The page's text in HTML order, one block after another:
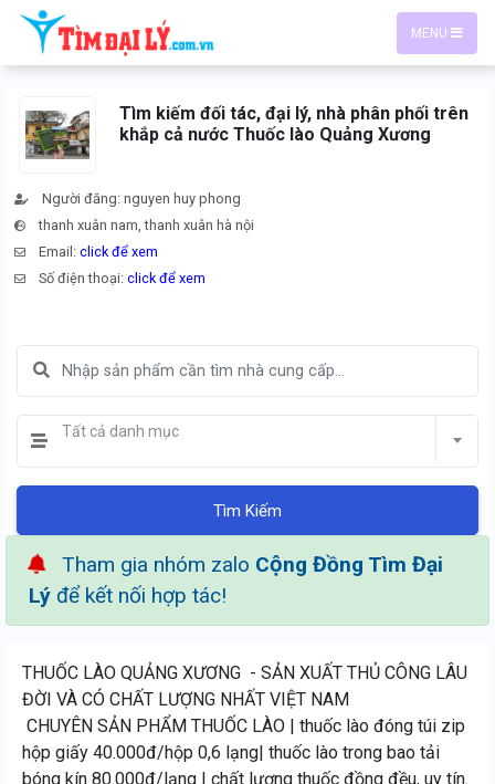
MENU
Tìm kiếm đối tác, đại lý, nhà phân phối trên
khắp cả nước Thuốc lào Quảng Xương
Người đăng: nguyen huy phong
thanh xuân nam, thanh xuân hà nội
Email:click để xem
Số điện thoại:click để xem
Tất cả danh mục
Tìm Kiếm
Tham gia nhóm zalo Cộng Đồng Tìm Đại
Lý để kết nối hợp tác!
THUỐC LÀO QUẢNG XƯƠNG - SẢN XUẤT THỦ CÔNG LÂU
ĐỜI VÀ CÓ CHẤT LƯỢNG NHẤT VIỆT NAM
CHUYÊN SẢN PHẨM THUỐC LÀO | thuốc lào đóng túi zip
hộp giấy 40.000đ/hộp 0,6 lạng| thuốc lào trong bao tải
bóng kín 80.000đ/lạng | chất lượng thuốc đồng đều, uy tín.